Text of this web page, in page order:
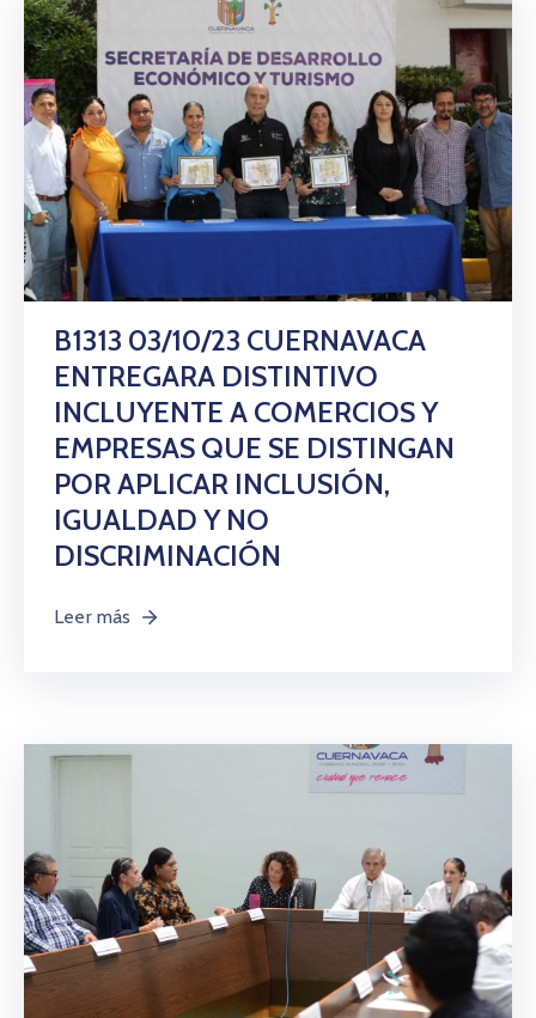
B1313 03/10/23 CUERNAVACA
ENTREGARA DISTINTIVO
INCLUYENTE A COMERCIOS Y
EMPRESAS QUE SE DISTINGAN
POR APLICAR INCLUSIÓN,
IGUALDAD Y NO
DISCRIMINACIÓN
Leer más